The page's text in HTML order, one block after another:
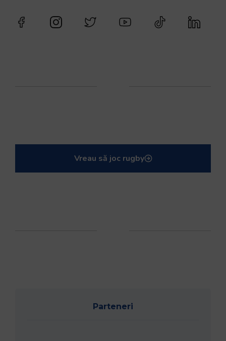
Vreau să joc rugby
Parteneri